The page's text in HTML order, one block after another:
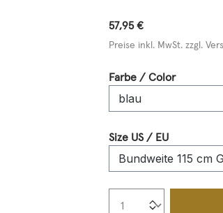
57,95 €
Preise inkl. MwSt. zzgl.
Farbe / Colorauswählen
Size US / EUauswählen
Produkt